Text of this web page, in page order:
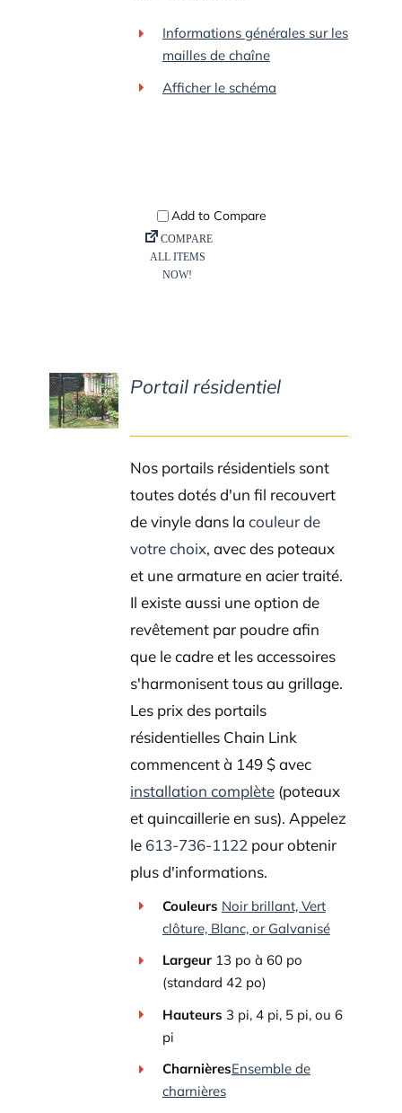
Informations générales sur les
mailles de chaîne
Afficher le schéma
DETAILS
Portail résidentiel
Nos portails résidentiels sont
toutes dotés d'un fil recouvert
de vinyle dans la couleur de
votre choix, avec des poteaux
et une armature en acier traité.
Il existe aussi une option de
revêtement par poudre afin
que le cadre et les accessoires
s'harmonisent tous au grillage.
Les prix des portails
résidentielles Chain Link
commencent à 149 $ avec
installation complète(poteaux
et quincaillerie en sus). Appelez
le 613-736-1122 pour obtenir
plus d'informations.
Couleurs Noir brillant, Vert
clôture, Blanc, or Galvanisé
Largeur 13 po à 60 po
(standard 42 po)
Hauteurs 3 pi, 4 pi, 5 pi, ou 6
pi
CharnièresEnsemble de
charnières